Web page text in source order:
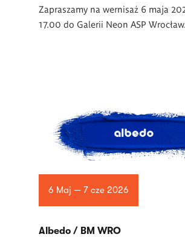
Zapraszamy na wernisaż 6 maja
17.00 do Galerii Neon ASP Wrocław.
6 Maj — 7 cze 2026
Albedo / BM WRO